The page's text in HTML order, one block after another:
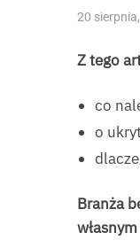
20
Z tego
co
o
Branża